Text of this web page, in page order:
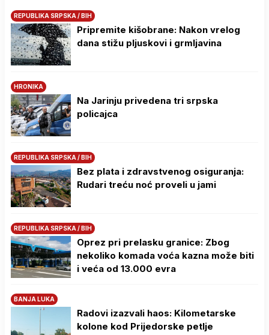
REPUBLIKA SRPSKA / BIH
Pripremite kišobrane: Nakon vrelog
dana stižu pljuskovi i grmljavina
HRONIKA
Na Јarinju privedena tri srpska
policajca
REPUBLIKA SRPSKA / BIH
Bez plata i zdravstvenog osiguranja:
Rudari treću noć proveli u jami
REPUBLIKA SRPSKA / BIH
Oprez pri prelasku granice: Zbog
nekoliko komada voća kazna može biti
i veća od 13.000 evra
BANJA LUKA
Radovi izazvali haos: Kilometarske
kolone kod Prijedorske petlje